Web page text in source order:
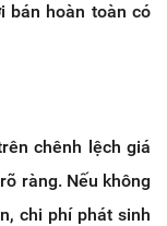
bán hoàn toàn có
chênh lệch giá
ràng. Nếu không
chi phí phát sinh